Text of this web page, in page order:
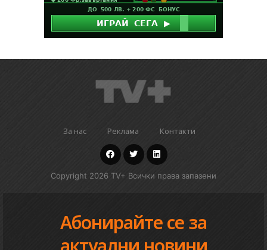
За нас Реклама Контакти
Copyright 2026 TV+ Всички права запазени
Абонирайте се за